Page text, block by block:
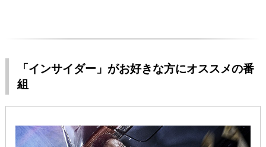
「インサイダー」がお好きな方にオススメの番
組